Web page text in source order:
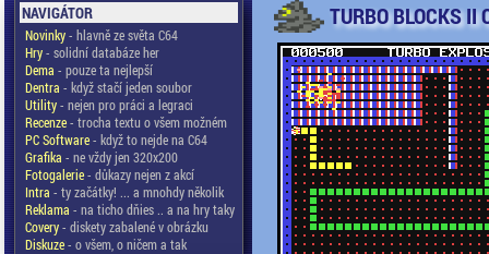
NAVIGÁTOR
Novinky- hlavně ze světa C64
Hry- solidní databáze her
Dema - pouze ta nejlepší
Dentra - když stačí jeden soubor
Utility- nejen pro práci a legraci
Recenze- trocha textu o všem možném
PC Software- když to nejde na C64
Grafika - ne vždy jen 320x200
Fotogalerie- důkazy nejen z akcí
Intra - ty začátky! ... a mnohdy několik
Reklama - na ticho dňies .. a na hry taky
Covery- diskety zabalené v obrázku
Diskuze- o všem, o ničem a tak
TURBO BLOCKS II